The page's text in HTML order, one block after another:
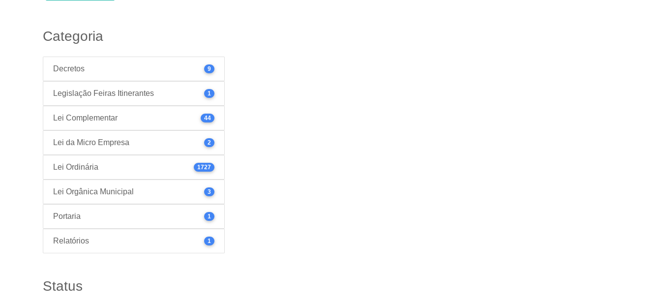
Categoria
Decretos 9
Legislação Feiras Itinerantes 1
Lei Complementar 44
Lei da Micro Empresa 2
Lei Ordinária 1727
Lei Orgânica Municipal 3
Portaria 1
Relatórios 1
Status